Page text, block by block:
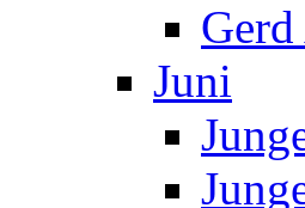
Juni